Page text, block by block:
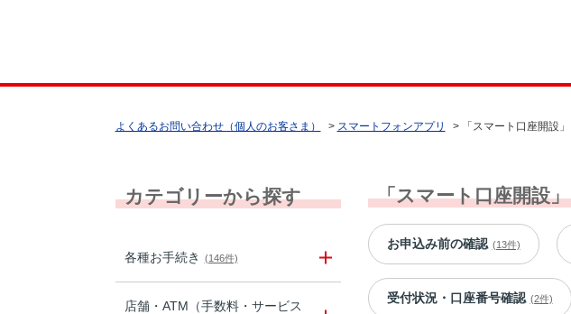
よくあるお問い合わせ（個人のお客さま） > スマートフォンアプリ > 「スマート口座開設」
カテゴリーから探す
各種お手続き (146件)
店舗・ATM（手数料・サービス
「スマート口座開設」
お申込み前の確認 (13件)
受付状況・口座番号確認 (2件)